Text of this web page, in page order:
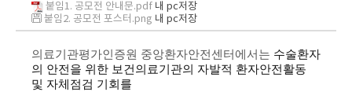
붙임1. 공모전 안내문.pdf 내 pc저장
붙임2. 공모전 포스터.png 내 pc저장
​의료기관평가인증원 중앙환자안전센터에서는 수술환자
의 안전을 위한 보건의료기관의 자발적 환자안전활동
및 자체점검 기회를